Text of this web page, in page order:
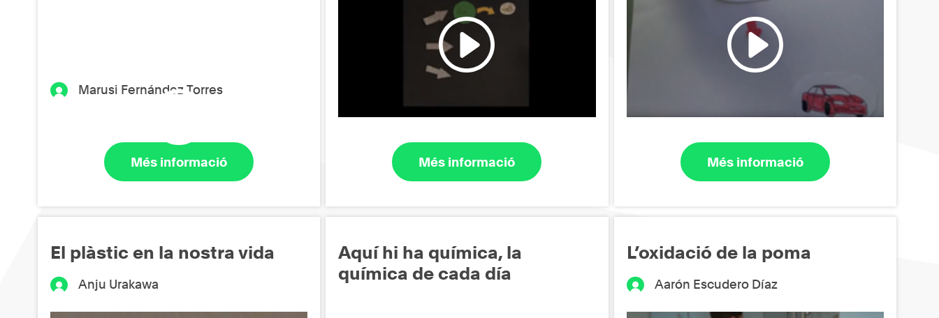
Marusi Fernández Torres
Més informació Més informació Més informació
El plàstic en la nostra vida
Anju Urakawa
Aquí hi ha química, la
química de cada día
L’oxidació de la poma
Aarón Escudero Díaz